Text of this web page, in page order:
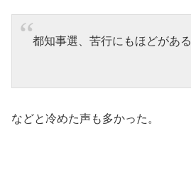
都知事選、苦行にもほどがある
などと冷めた声も多かった。